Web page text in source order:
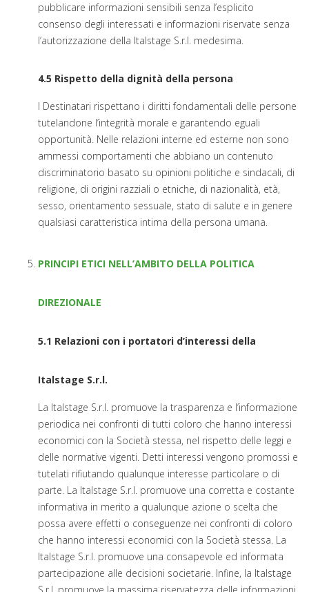
pubblicare informazioni sensibili senza l’esplicito
consenso degli interessati e informazioni riservate senza
l’autorizzazione della Italstage S.r.l. medesima.
4.5 Rispetto della dignità della persona
I Destinatari rispettano i diritti fondamentali delle persone
tutelandone l’integrità morale e garantendo eguali
opportunità. Nelle relazioni interne ed esterne non sono
ammessi comportamenti che abbiano un contenuto
discriminatorio basato su opinioni politiche e sindacali, di
religione, di origini razziali o etniche, di nazionalità, età,
sesso, orientamento sessuale, stato di salute e in genere
qualsiasi caratteristica intima della persona umana.
PRINCIPI ETICI NELL’AMBITO DELLA POLITICA
DIREZIONALE
5.1 Relazioni con i portatori d’interessi della
Italstage S.r.l.
La Italstage S.r.l. promuove la trasparenza e l’informazione
periodica nei confronti di tutti coloro che hanno interessi
economici con la Società stessa, nel rispetto delle leggi e
delle normative vigenti. Detti interessi vengono promossi e
tutelati rifiutando qualunque interesse particolare o di
parte. La Italstage S.r.l. promuove una corretta e costante
informativa in merito a qualunque azione o scelta che
possa avere effetti o conseguenze nei confronti di coloro
che hanno interessi economici con la Società stessa. La
Italstage S.r.l. promuove una consapevole ed informata
partecipazione alle decisioni societarie. Infine, la Italstage